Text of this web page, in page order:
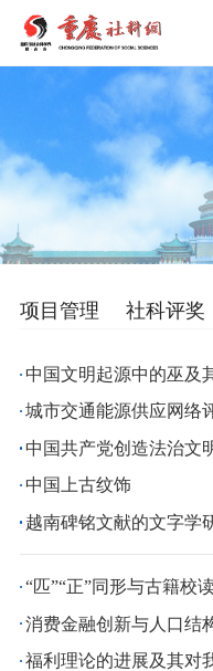
项目管理 社科评奖
中国文明起源中的巫及
城市交通能源供应网络
中国共产党创造法治文
中国上古纹饰
越南碑铭文献的文字学
“匹”“正”同形与古籍校
消费金融创新与人口结构变化
福利理论的进展及其对我国基本公共服务均等